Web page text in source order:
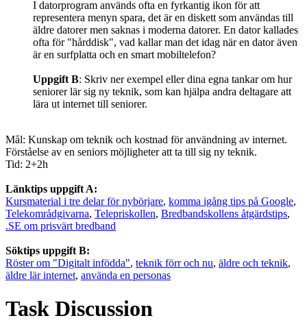
I datorprogram används ofta en fyrkantig ikon för att
representera menyn spara, det är en diskett som användas till
äldre datorer men saknas i moderna datorer. En dator kallades
ofta för "hårddisk", vad kallar man det idag när en dator även
är en surfplatta och en smart mobiltelefon?
Uppgift B: Skriv ner exempel eller dina egna tankar om hur
seniorer lär sig ny teknik, som kan hjälpa andra deltagare att
lära ut internet till seniorer.
Mål: Kunskap om teknik och kostnad för användning av internet.
Förståelse av en seniors möjligheter att ta till sig ny teknik.
Tid: 2+2h
Länktips uppgift A:
Kursmaterial i tre delar för nybörjare, komma igång tips på Google,
Telekområdgivarna, Telepriskollen, Bredbandskollens åtgärdstips,
.SE om prisvärt bredband
Söktips uppgift B:
Röster om "Digitalt infödda", teknik förr och nu, äldre och teknik,
äldre lär internet, använda en personas
Task Discussion